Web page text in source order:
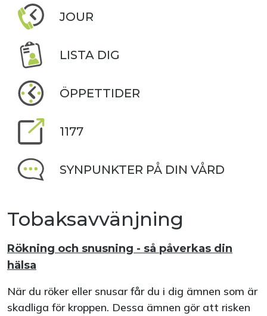
JOUR
LISTA DIG
ÖPPETTIDER
1177
SYNPUNKTER PÅ DIN VÅRD
Tobaksavvänjning
Rökning och snusning - så påverkas din
hälsa
När du röker eller snusar får du i dig ämnen som är
skadliga för kroppen. Dessa ämnen gör att risken